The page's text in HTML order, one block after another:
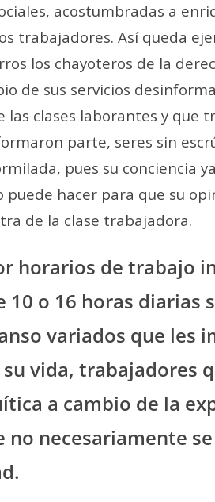
acostumbradas a
trabajadores. Así queda
los chayoteros de la
de sus servicios
las clases laborantes y que
parte, seres sin
pues su conciencia
puede hacer para que su
de la clase trabajadora.
horarios de trabajo
o 16 horas diarias
variados que les
su vida, trabajadores
a cambio de la
no necesariamente